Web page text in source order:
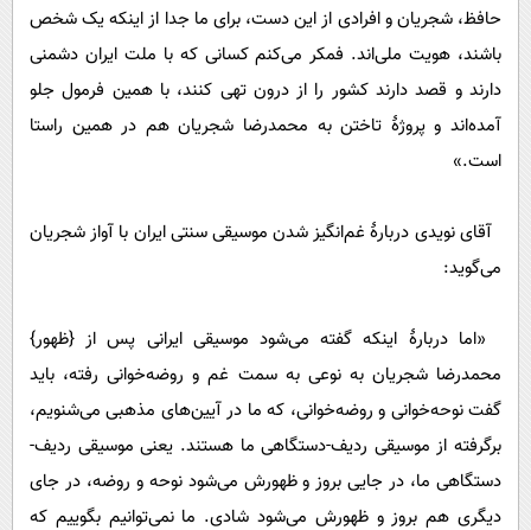
حافظ، شجریان و افرادی از این دست، برای ما جدا از اینکه یک شخص
باشند، هویت ملی‌اند. فمکر می‌کنم کسانی که با ملت ایران دشمنی
دارند و قصد دارند کشور را از درون تهی کنند، با همین فرمول جلو
آمده‌اند و پروژۀ تاختن به محمدرضا شجریان هم در همین راستا
است.»
آقای نویدی دربارۀ غم‌انگیز شدن موسیقی سنتی ایران با آواز شجریان
می‌گوید:
«اما دربارۀ اینکه گفته می‌شود موسیقی ایرانی پس از {ظهور}
محمدرضا شجریان به نوعی به سمت غم و روضه‌خوانی رفته، باید
گفت نوحه‌خوانی و روضه‌خوانی، که ما در آیین‌های مذهبی می‌شنویم،
برگرفته از موسیقی ردیف-دستگاهی ما هستند. یعنی موسیقی ردیف-
دستگاهی ما، در جایی بروز و ظهورش می‌شود نوحه و روضه، در جای
دیگری هم بروز و ظهورش می‌شود شادی. ما نمی‌توانیم بگوییم که